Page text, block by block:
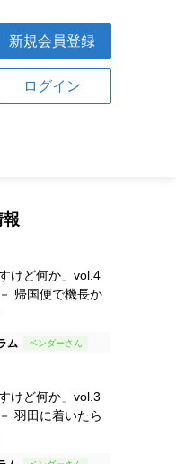
新規会員登録
ログイン
けど何か」vol.4
帰国便で機長か
ム
けど何か」vol.3
羽田に着いたら